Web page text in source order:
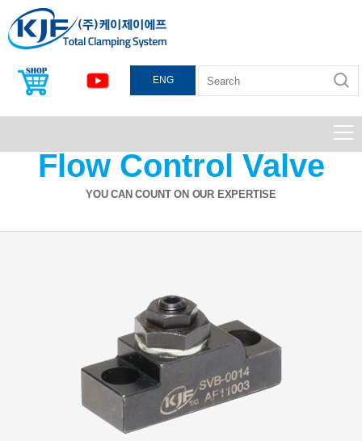
ENG
토글클램프 유압클램프
로터리조인트 워크써포트
Flow Control Valve
YOU CAN COUNT ON OUR EXPERTISE